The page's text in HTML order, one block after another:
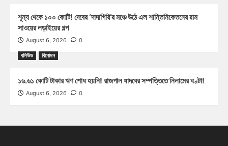
শূন্য থেকে ১০০ কোটি! দেবের ‘দাদাগিরি’র মঞ্চে উঠে এল শান্তিনিকেতনের রাম
সাওয়ের লড়াইয়ের গল্প
August 6, 2026 0
বলিউড বিনোদন
১৬.৬১ কোটি টাকার ঋণ শোধ হয়নি! রাজপাল যাদবের সম্পত্তিতে নিলামের ঘণ্টা!
August 6, 2026 0